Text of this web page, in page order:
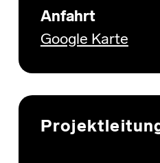
Anfahrt
Google Karte